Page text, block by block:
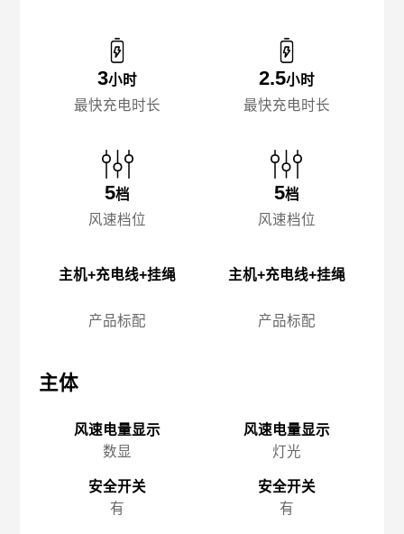
3小时
最快充电时长
5档
风速档位
主机+充电线+挂绳
产品标配
主体
风速电量显示
数显
安全开关
有
2.5小时
最快充电时长
5档
风速档位
主机+充电线+挂绳
产品标配
风速电量显示
灯光
安全开关
有